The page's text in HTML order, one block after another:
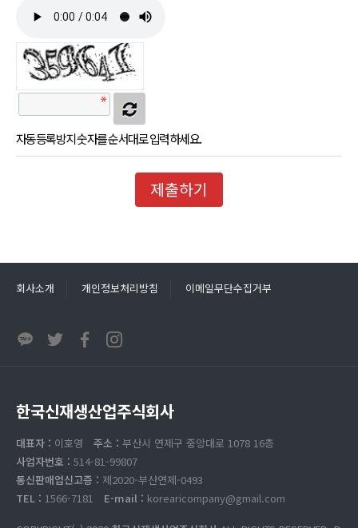
- 수집항목 : 이름, 비밀번호, 휴대전화번호 , 이메일 , 서비스
- 이벤트 참여시 : 이름, 나이, 전화번호, 성별, 설문
- 개인정보 수집방법 : 홈페이지(상담, 비용문의,등), 이벤트
참여
단, 이용자의 기본적 인권 침해의 우려가 있는 민감한 개인정
보는 수집하지 않습니다.
제공하기 위해 이용자의 자의에 의한 추가 정보를 수집합니
이벤트 참여시 이벤트 페이지에 별도 명시한 수집 동의 받은
없이 파기합니다.
보존 근거 : 정보통신망 이용 촉진 및 정보보호 등에 관한 법
률
보존 기간 : 6개월
소비자의 불만 또는 분쟁처리에 관한 기록 : 3년 (전자상거래
자동등록방지 숫자를 순서대로 입력하세요.
제출하기
회사소개 개인정보처리방침 이메일무단수집거부
한국신재생산업주식회사
대표자 : 이호영 주소 : 부산시 연제구 중앙대로 1078 16층
사업자번호 : 514-81-99807
통신판매업신고증 : 제2020-부산연제-0493
TEL : 1566-7181 E-mail : korearicompany@gmail.com